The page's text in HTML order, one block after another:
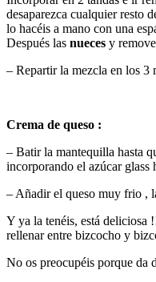
desaparezca cualquier resto
lo hacéis a mano con una
Después las nueces y
– Repartir la mezcla en los 3
Crema de queso :
– Batir la mantequilla hasta
incorporando el azúcar glass
– Añadir el queso muy frio ,
Y ya la tenéis, está deliciosa
rellenar entre bizcocho y
No os preocupéis porque da